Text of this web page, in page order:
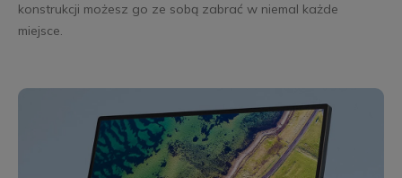
konstrukcji możesz go ze sobą zabrać w niemal każde
miejsce.